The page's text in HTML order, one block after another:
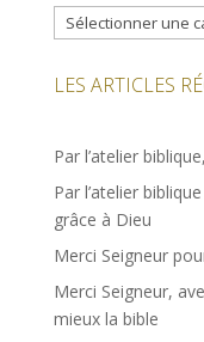
Catégories
LES ARTICLES
Par l’atelier
Par l’atelier
grâce à Dieu
Merci Seigneur
Merci Seigneur,
mieux la bible